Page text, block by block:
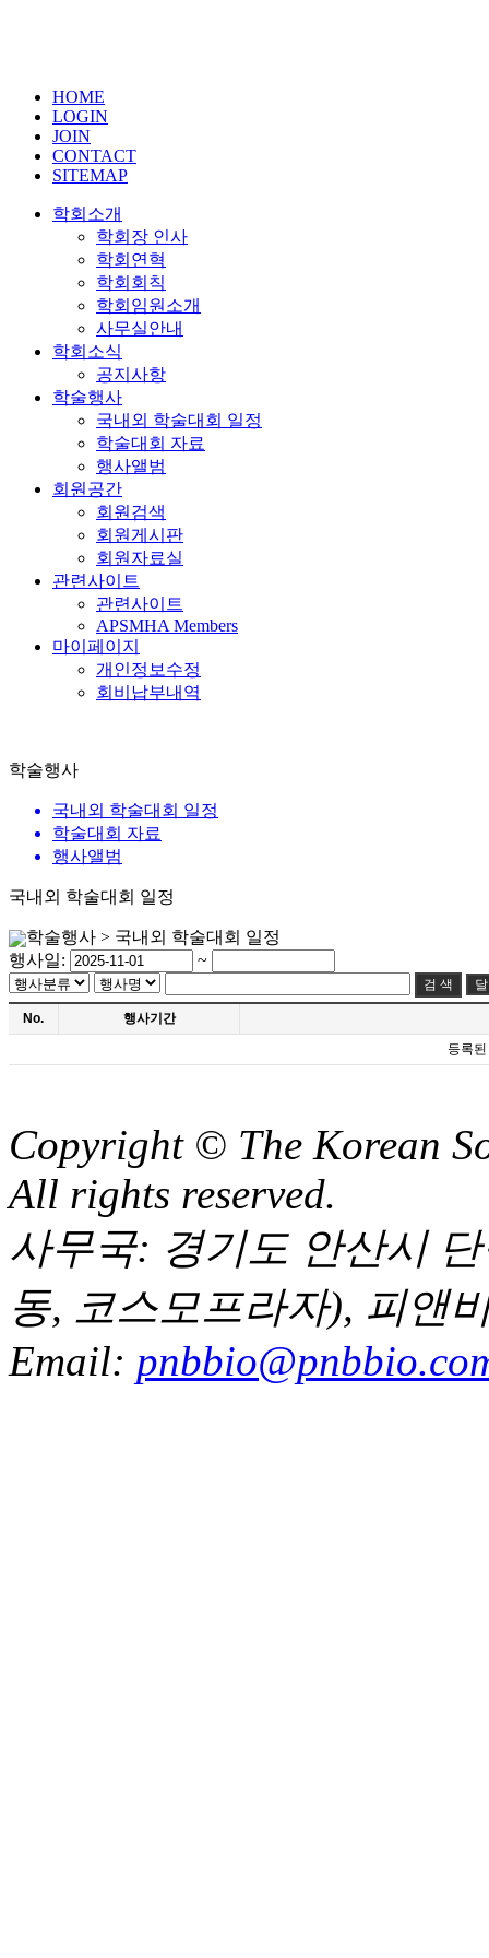
HOME
LOGIN
JOIN
CONTACT
SITEMAP
학회소개
학회장 인사
학회연혁
학회회칙
학회임원소개
사무실안내
학회소식
공지사항
학술행사
국내외 학술대회 일정
학술대회 자료
행사앨범
회원공간
회원검색
회원게시판
회원자료실
관련사이트
관련사이트
APSMHA Members
마이페이지
개인정보수정
회비납부내역
학술행사
국내외 학술대회 일정
학술대회 자료
행사앨범
국내외 학술대회 일정
학술행사 > 국내외 학술대회 일정
행사일:
~
No.
행사기간
등록
Copyright © The Korean
All rights reserved.
사무국: 경기도 안산시
동, 코스모프라자), 피앤
Email: